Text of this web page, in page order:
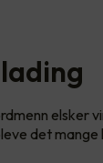
elsker
det